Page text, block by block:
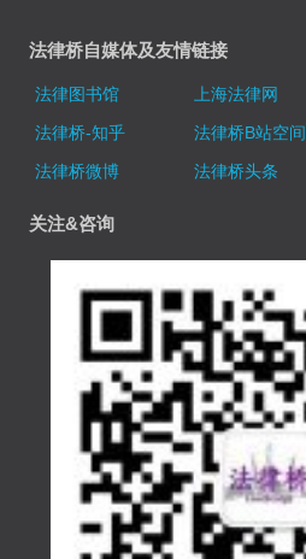
法律桥自媒体及友情链接
法律图书馆 上海法律网
法律桥-知乎
法律桥B站空间
法律桥微博
法律桥头条
关注&咨询